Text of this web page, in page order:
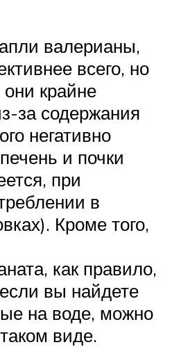
валерианы,
всего, но
крайне
за содержания
негативно
и почки
при
в
Кроме того,
как правило,
вы найдете
на воде, можно
виде.